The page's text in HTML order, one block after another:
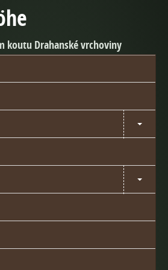
koutu Drahanské vrchoviny